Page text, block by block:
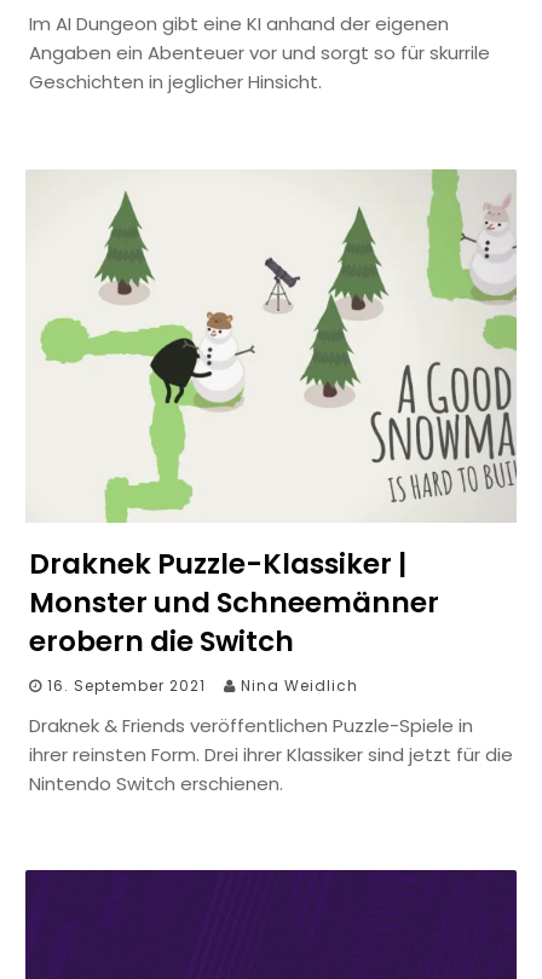
Im AI Dungeon gibt eine KI anhand der eigenen
Angaben ein Abenteuer vor und sorgt so für skurrile
Geschichten in jeglicher Hinsicht.
Draknek Puzzle-Klassiker |
Monster und Schneemänner
erobern die Switch
16. September 2021 Nina Weidlich
Draknek & Friends veröffentlichen Puzzle-Spiele in
ihrer reinsten Form. Drei ihrer Klassiker sind jetzt für die
Nintendo Switch erschienen.